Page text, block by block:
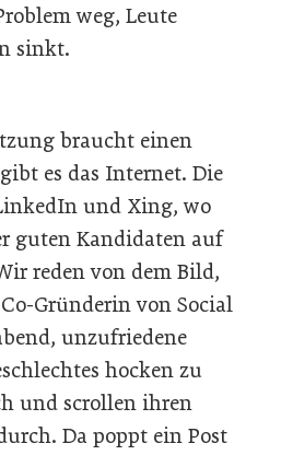
weg, Leute
sinkt.
braucht einen
es das Internet. Die
und Xing, wo
guten Kandidaten auf
reden von dem Bild,
Gründerin von Social
unzufriedene
hocken zu
und scrollen ihren
Da poppt ein Post